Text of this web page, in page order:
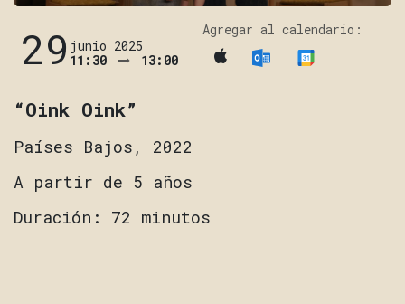
29 junio 2025
11:30
13:00
Agregar al calendario:
“Oink Oink”
Países Bajos, 2022
A partir de 5 años
Duración: 72 minutos